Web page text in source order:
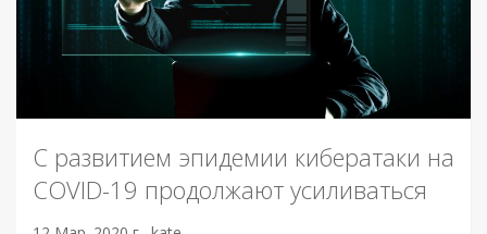
С развитием эпидемии кибератаки на
COVID-19 продолжают усиливаться